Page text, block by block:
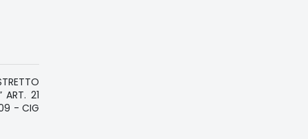
ART. 21
- CIG